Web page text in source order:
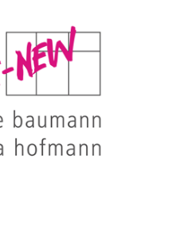
WUBA-
RE-NEW